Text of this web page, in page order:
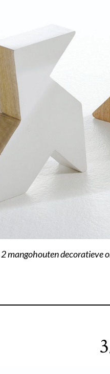
mangohouten decoratieve